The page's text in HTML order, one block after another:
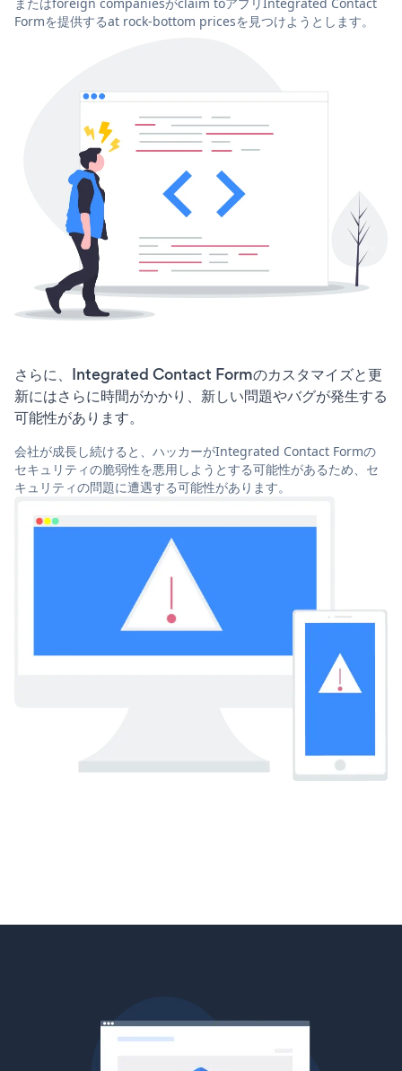
Formを提供するat rock-bottom pricesを見つけようとします。
さらに、Integrated Contact Formのカスタマイズと更
新にはさらに時間がかかり、新しい問題やバグが発生する
可能性があります。
会社が成長し続けると、ハッカーがIntegrated Contact Formの
セキュリティの脆弱性を悪用しようとする可能性があるため、セ
キュリティの問題に遭遇する可能性があります。